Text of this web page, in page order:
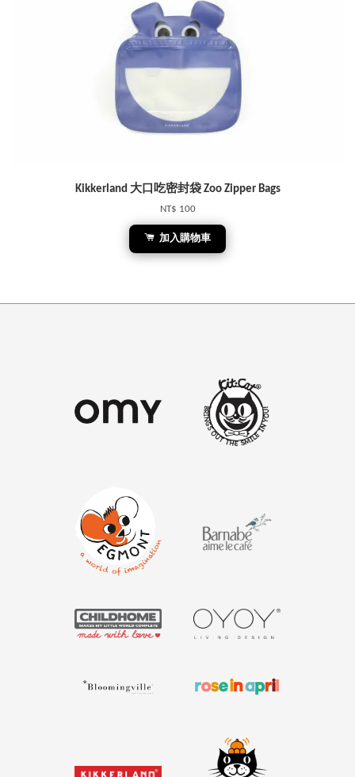
Kikkerland 大口吃密封袋 Zoo Zipper Bags
NT$ 100
加入購物車